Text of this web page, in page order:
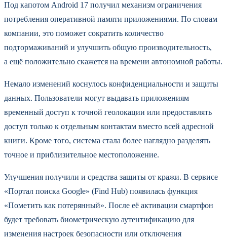
Под капотом Android 17 получил механизм ограничения
потребления оперативной памяти приложениями. По словам
компании, это поможет сократить количество
подтормаживаний и улучшить общую производительность,
а ещё положительно скажется на времени автономной работы.
Немало изменений коснулось конфиденциальности и защиты
данных. Пользователи могут выдавать приложениям
временный доступ к точной геолокации или предоставлять
доступ только к отдельным контактам вместо всей адресной
книги. Кроме того, система стала более наглядно разделять
точное и приблизительное местоположение.
Улучшения получили и средства защиты от кражи. В сервисе
«Портал поиска Google» (Find Hub) появилась функция
«Пометить как потерянный». После её активации смартфон
будет требовать биометрическую аутентификацию для
изменения настроек безопасности или отключения